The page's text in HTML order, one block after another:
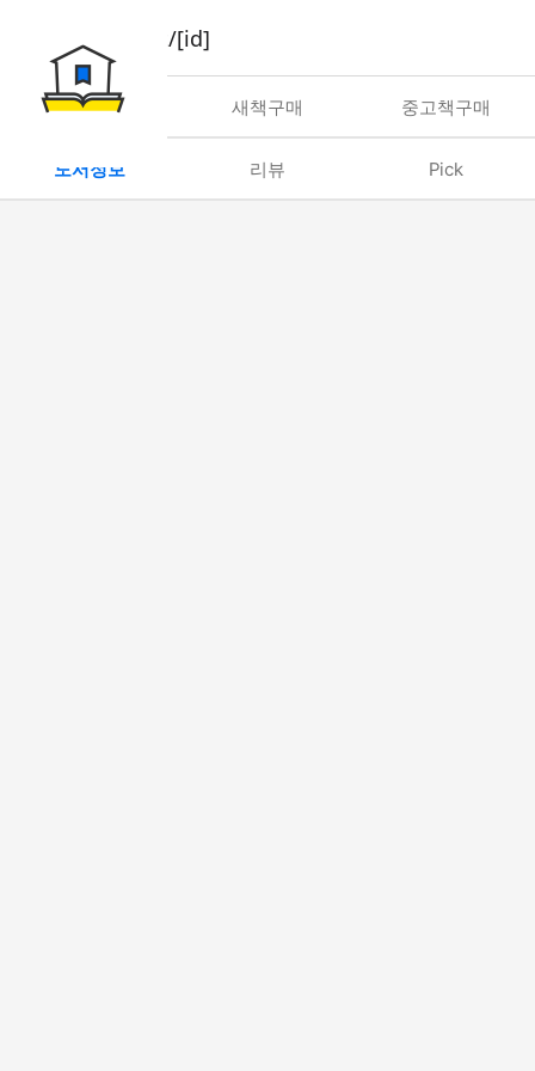
book/rent/[id]
대여 새책구매 중고책구매
도서정보 리뷰 Pick